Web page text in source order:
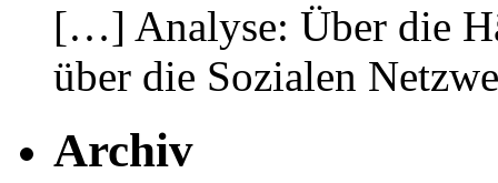
[…] Analyse: Über die
über die Sozialen
Archiv